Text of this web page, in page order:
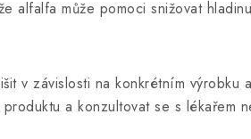
alfalfa může pomoci snižovat
v závislosti na konkrétním výrobku
a konzultovat se s lékařem